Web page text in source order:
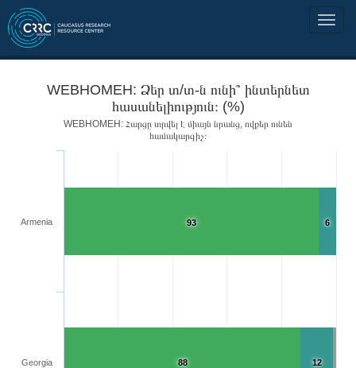
WEBHOMEH: Ձեր տ/տ-ն ունի՞ ինտերնետ
հասանելիություն։ (%)
WEBHOMEH: Հարցը տրվել է միայն նրանց, ովքեր ունեն
համակարգիչ։
6
12
93
88
Armenia
Georgia